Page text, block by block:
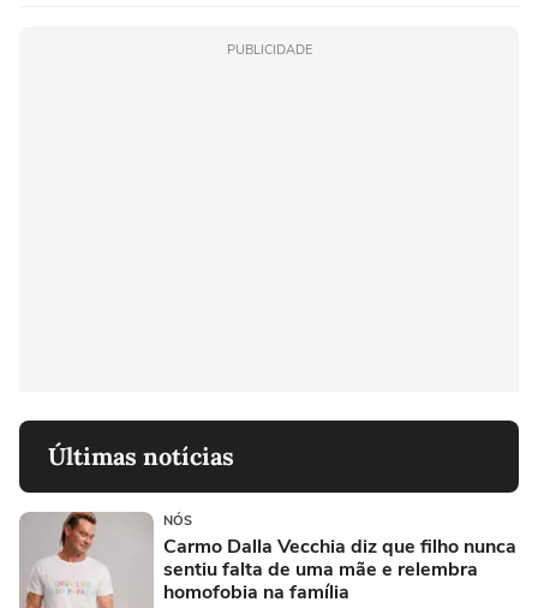
PUBLICIDADE
Últimas notícias
NÓS
Carmo Dalla Vecchia diz que filho nunca
sentiu falta de uma mãe e relembra
homofobia na família